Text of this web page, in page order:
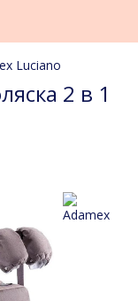
Luciano
2 в 1